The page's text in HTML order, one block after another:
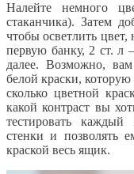
Налейте немного
стаканчика). Затем
чтобы осветлить
первую банку, 2 ст.
далее. Возможно, вам
белой краски, которую
сколько цветной
какой контраст вы
тестировать
стенки и позволять
краской весь ящик.